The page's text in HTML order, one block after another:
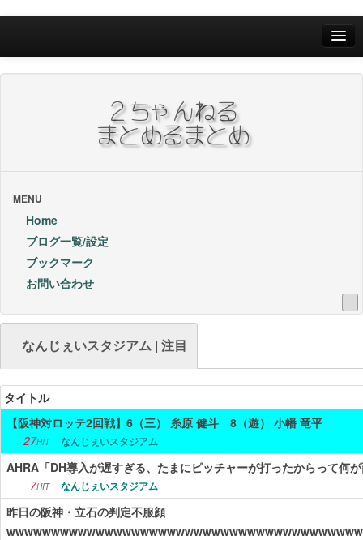
Home
ブックマーク
24Hランキング
昨日のランキング
1週間内ランキング
1ヶ月内ランキング
ニュース
エンタメ
スポーツ
漫画・アニメ
ゲーム
MENU
Home
ブログ一覧/設定
ブックマーク
お問い合わせ
なんじぇいスタジアム | 注目
タイトル
【阪神対ロッテ2回戦】6（三） 糸原 健斗 8（遊） 小幡 竜平
27HIT なんじぇいスタジアム
AHRA「DH導入が遅すぎる、たまにピッチャーが打ったからって何
7HIT なんじぇいスタジアム
昨日の阪神・立石の判定不服顔